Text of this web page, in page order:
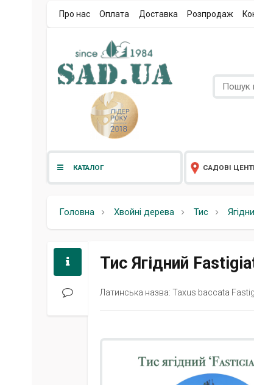
Про нас Оплата Доставка Розпродаж
КАТАЛОГ САДОВІ
Головна Хвойні дерева Тис
Тис Ягідний
Латинська назва: Taxus baccata